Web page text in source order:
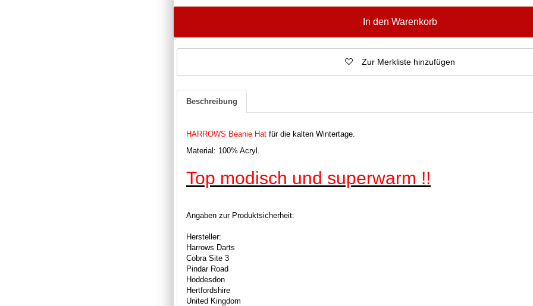
In den Warenkorb
Zur Merkliste hinzufügen
Beschreibung
HARROWS Beanie Hat für die kalten Wintertage.
Material: 100% Acryl.
Top modisch und superwarm !!
Angaben zur Produktsicherheit:
Hersteller:
Harrows Darts
Cobra Site 3
Pindar Road
Hoddesdon
Hertfordshire
United Kingdom